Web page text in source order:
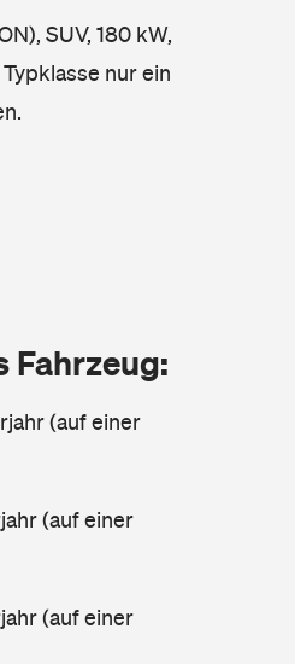
SUV, 180 kW,
nur ein
Fahrzeug:
(auf einer
(auf einer
(auf einer